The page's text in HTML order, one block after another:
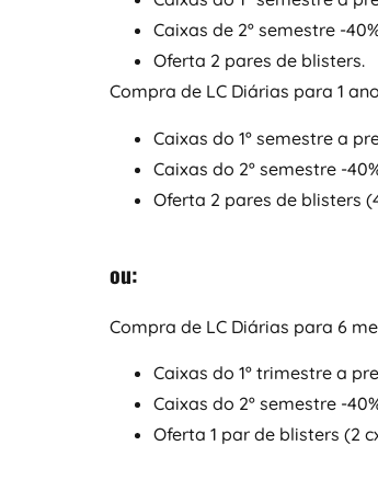
Caixas de 2º semestre -
Oferta 2 pares de blisters.
Compra de LC Diárias para 1
Caixas do 1º semestre a
Caixas do 2º semestre -
Oferta 2 pares de blisters
ou:
Compra de LC Diárias para 6
Caixas do 1º trimestre a
Caixas do 2º semestre -
Oferta 1 par de blisters (2